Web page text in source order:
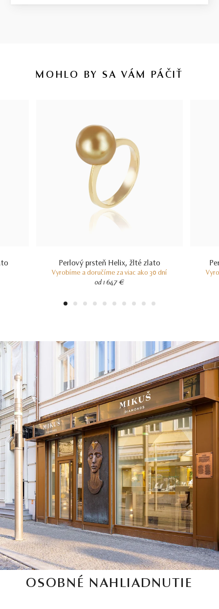
MOHLO BY SA VÁM PÁČIŤ
Perlový prsteň Helix, žlté zlato
Vyrobíme a doručíme za viac ako 30 dní
od 1 647 €
1 2 3 4 5 6 7 8 9 10
OSOBNÉ NAHLIADNUTIE